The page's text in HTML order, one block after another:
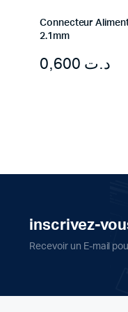
Connecteur
2.1mm
د.ت
inscrivez-
Recevoir un E-mail